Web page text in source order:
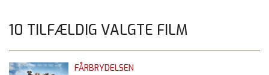
10 TILFÆLDIG VALGTE FILM
FÅRBRYDELSEN